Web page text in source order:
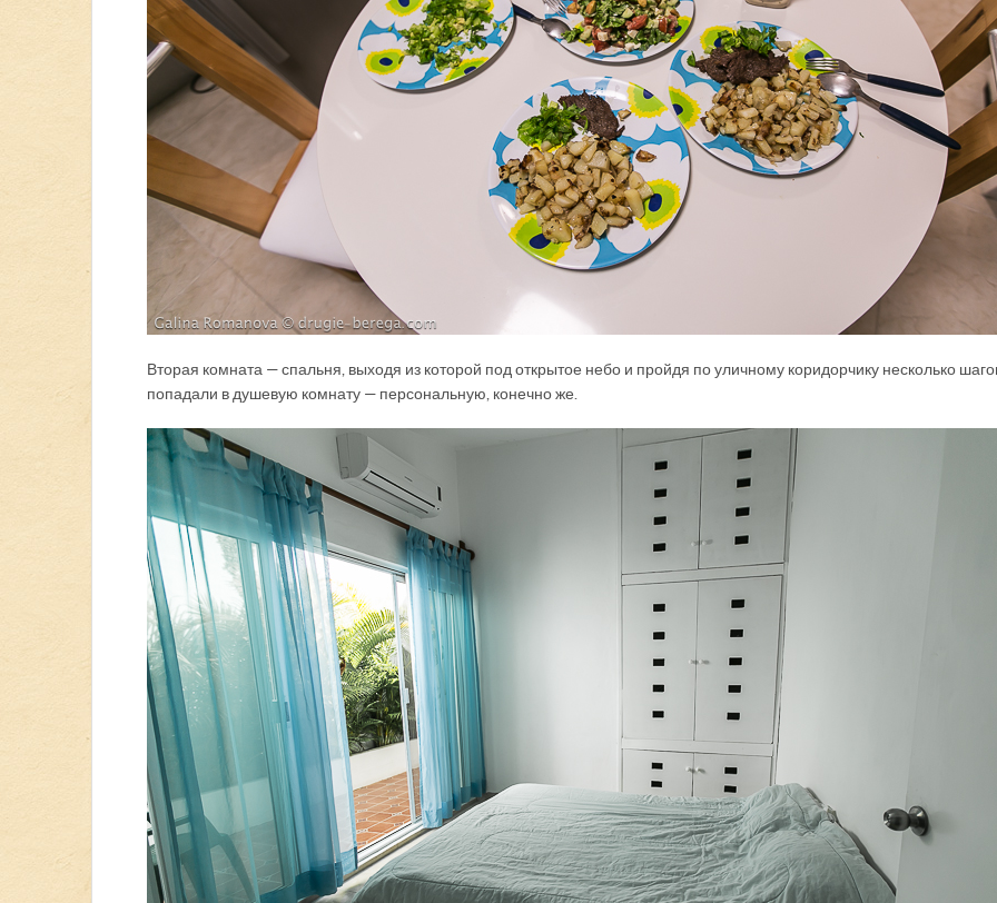
Вторая комната — спальня, выходя из которой под открытое небо и пройдя по уличному коридорчику несколько
попадали в душевую комнату — персональную, конечно же.